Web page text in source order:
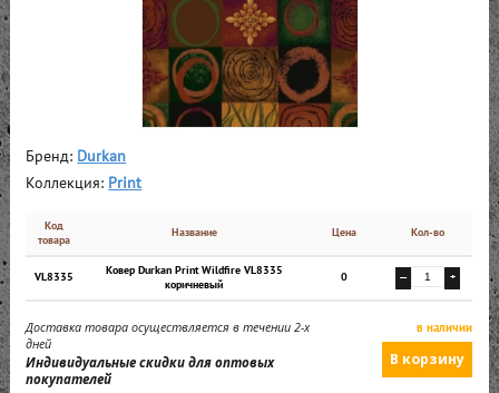
Бренд: Durkan
Коллекция: Print
Код
товара
Название Цена Кол-во
VL8335
Ковер Durkan Print Wildfire VL8335
коричневый
0 — +
Доставка товара осуществляется в течении 2-х
дней
Индивидуальные скидки для оптовых
покупателей
в наличии